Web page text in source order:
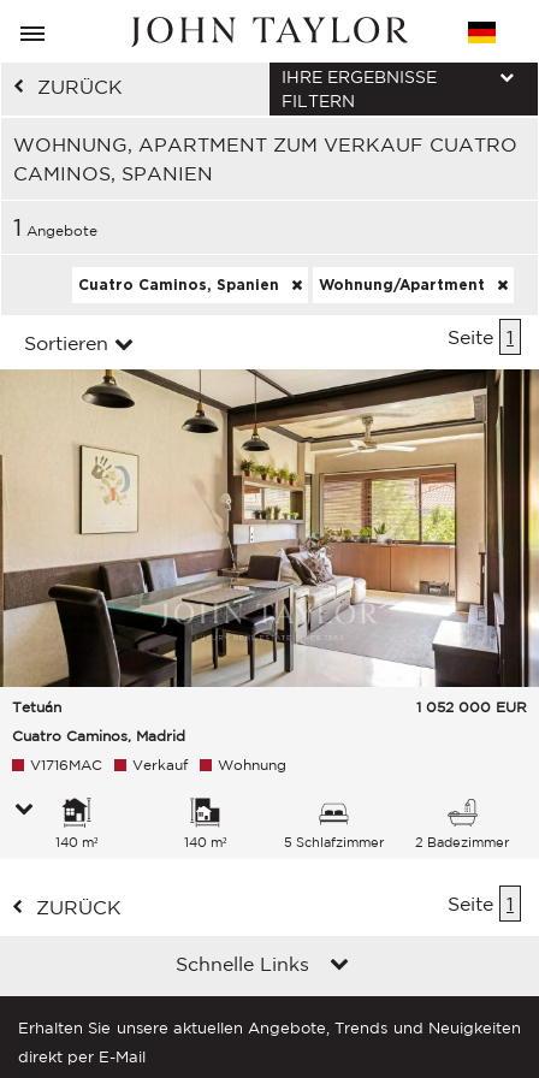
ZURÜCK
WOHNUNG, APARTMENT ZUM VERKAUF CUATRO
CAMINOS, SPANIEN
IHRE ERGEBNISSE
FILTERN
1 Angebote
Cuatro Caminos, Spanien Wohnung/Apartment
Sortieren Seite 1
Tetuán
Cuatro Caminos, Madrid
1 052 000 EUR
V1716MAC Verkauf Wohnung
140 m² 140 m² 5 Schlafzimmer 2 Badezimmer
ZURÜCK Seite 1
Schnelle Links
Erhalten Sie unsere aktuellen Angebote, Trends und Neuigkeiten
direkt per E-Mail